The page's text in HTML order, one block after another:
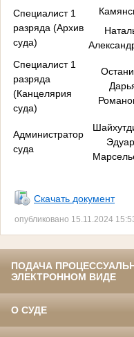
Специалист 1
разряда (Архив
суда)
Специалист 1
разряда
(Канцелярия
суда)
Администратор
суда
Скачать документ
опубликовано 15.11.2024
ПОДАЧА
ЭЛЕКТРОННОМ ВИДЕ
О СУДЕ